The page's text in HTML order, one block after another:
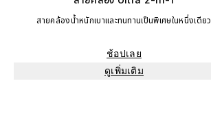
สายคล้องน้ำหนักเบาและทนทานเป็นพิเศษในหนึ่งเดียว
ช้อปเลย
ดูเพิ่มเติม